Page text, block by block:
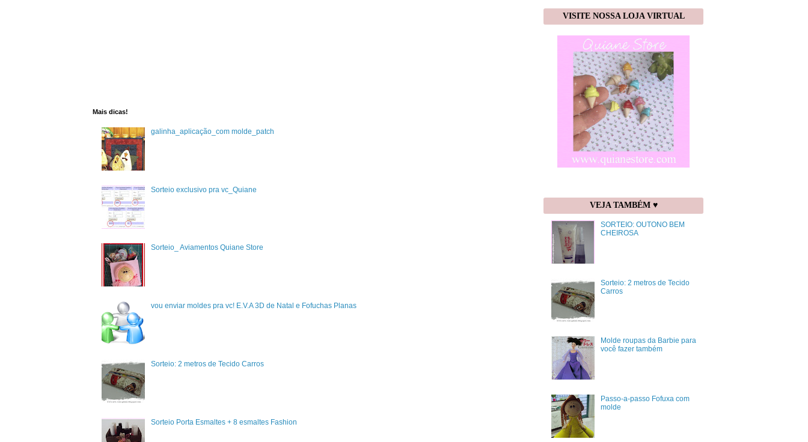
Mais dicas!
galinha_aplicação_com molde_patch
Sorteio exclusivo pra vc_Quiane
Sorteio_ Aviamentos Quiane Store
vou enviar moldes pra vc! E.V.A 3D de Natal e Fofuchas Planas
Sorteio: 2 metros de Tecido Carros
Sorteio Porta Esmaltes + 8 esmaltes Fashion
VISITE NOSSA LOJA VIRTUAL
VEJA TAMBÉM ♥
SORTEIO: OUTONO BEM
CHEIROSA
Sorteio: 2 metros de Tecido
Carros
Molde roupas da Barbie para
você fazer também
Passo-a-passo Fofuxa com
molde